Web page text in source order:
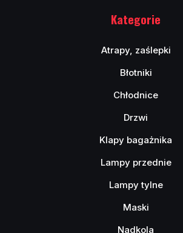
Kategorie
Atrapy, zaślepki
Błotniki
Chłodnice
Drzwi
Klapy bagażnika
Lampy przednie
Lampy tylne
Maski
Nadkola